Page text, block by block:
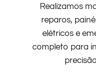
Realizamos
reparos,
elétricos e
completo para